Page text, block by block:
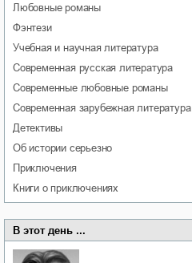
любовные романы
фэнтези
учебная и научная литература
современная русская литература
современные любовные романы
современная зарубежная литература
детективы
об истории серьезно
приключения
книги о приключениях
В этот день ...